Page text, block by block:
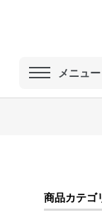
メニュー
商品カテゴ